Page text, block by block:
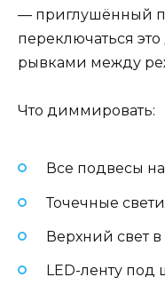
— приглушённый
переключаться
рывками между
Что диммировать:
Все подвесы
Точечные
Верхний свет в
LED-ленту